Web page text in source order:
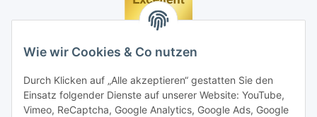
Wie wir Cookies & Co nutzen
Durch Klicken auf „Alle akzeptieren“ gestatten Sie den
Einsatz folgender Dienste auf unserer Website: YouTube,
Vimeo, ReCaptcha, Google Analytics, Google Ads, Google